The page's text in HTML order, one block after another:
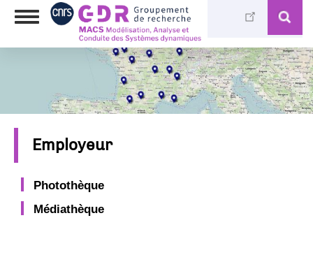
Aller
Toggle
Employeur
Photothèque
Médiathèque